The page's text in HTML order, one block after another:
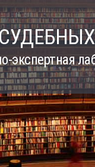
экспертная